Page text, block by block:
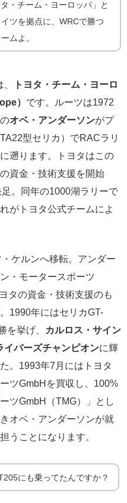
・チーム・ヨーロッパ」と
ツを拠点に、WRCで勝つ
ムよ。
トヨタ・チーム・ヨーロ
） です。ルーツは1972
オベ・アンダーソンがプ
型セリカ）でRACラリ
遡ります。トヨタはこの
資金・技術支援を開始
。同年の1000湖ラリーで
がトヨタ公式チームによ
ケルンへ移転。アンダー
・モータースポーツ
タの資金・技術支援のも
1990年にはセリカGT-
を挙げ、
カルロス・サイン
イバーズチャンピオンに輝
。1993年7月にはトヨタ
ツGmbHを買収し、100%
ツGmbH（TMG）」とし
オベ・アンダーソンが就
うことになります。
にも乗ってたんですか？